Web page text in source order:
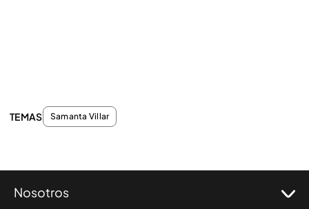
TEMAS Samanta Villar
Nosotros